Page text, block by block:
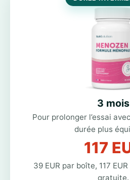
3 mois
Pour prolonger l’essai
durée plus
117
39 EUR par boîte, 117
gratuite.